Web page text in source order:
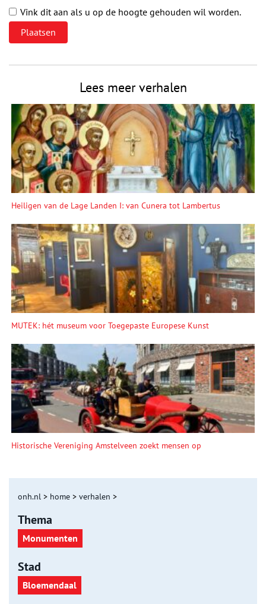
Vink dit aan als u op de hoogte gehouden wil worden.
Lees meer verhalen
Heiligen van de Lage Landen I: van Cunera tot Lambertus
MUTEK: hét museum voor Toegepaste Europese Kunst
Historische Vereniging Amstelveen zoekt mensen op
onh.nl > home > verhalen >
Thema
Monumenten
Stad
Bloemendaal